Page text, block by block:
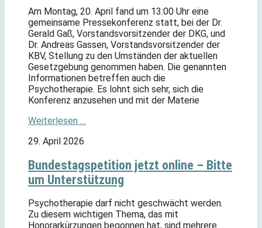
Am Montag, 20. April fand um 13:00 Uhr eine
gemeinsame Pressekonferenz statt, bei der Dr.
Gerald Gaß, Vorstandsvorsitzender der DKG, und
Dr. Andreas Gassen, Vorstandsvorsitzender der
KBV, Stellung zu den Umständen der aktuellen
Gesetzgebung genommen haben. Die genannten
Informationen betreffen auch die
Psychotherapie. Es lohnt sich sehr, sich die
Konferenz anzusehen und mit der Materie
Weiterlesen …
29. April 2026
Bundestagspetition jetzt online – Bitte
um Unterstützung
Psychotherapie darf nicht geschwächt werden.
Zu diesem wichtigen Thema, das mit
Honorarkürzungen begonnen hat, sind mehrere